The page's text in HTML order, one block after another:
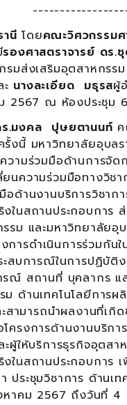
านีโดยคณะวิศวกรรม
รองศาสตราจารย์ ดร.
รมส่งเสริมอุตสาหกรร
นางละเอียด มธุรสผู้
2567 ณ ห้องประชุม
งคล ปุษยตานนท์
งนี้ มหาวิทยาลัยอุบล
วามร่วมมือด้านการจั
นความร่วมมือทางวิ
อด้านงานบริการวิชา
ในสถานประกอบการ
ม และมหาวิทยาลัยอุ
ารดำเนินการร่วมกัน
สบการณ์ในการปฏิบั
ณ์ สถานที่ บุคลากร แ
ด้านเทคโนโลยีการผ
สามารถนำผลงานที่เ
ครงการด้านงานบริก
ผู้ให้บริการธุรกิจอุตส
งในสถานประกอบกา
ระชุมวิชาการ ด้านเ
าคม 2567 ถึงวันที่ 4